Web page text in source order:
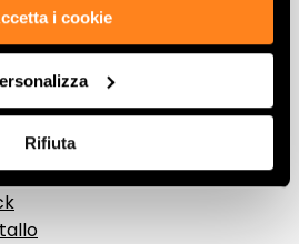
i cookie
Rifiuta
marmo
legno
pietra
resina e cemento